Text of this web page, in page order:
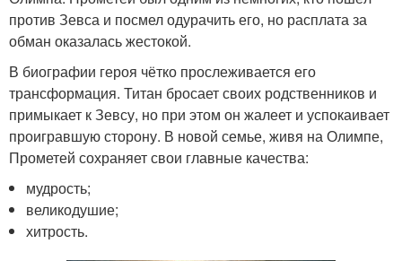
против Зевса и посмел одурачить его, но расплата за
обман оказалась жестокой.
В биографии героя чётко прослеживается его
трансформация. Титан бросает своих родственников и
примыкает к Зевсу, но при этом он жалеет и успокаивает
проигравшую сторону. В новой семье, живя на Олимпе,
Прометей сохраняет свои главные качества:
мудрость;
великодушие;
хитрость.